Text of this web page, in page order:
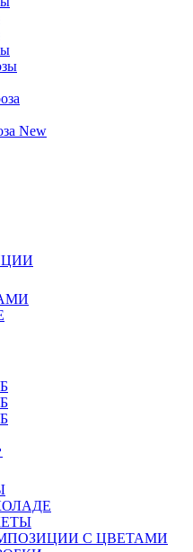
New
С ЦВЕТАМИ